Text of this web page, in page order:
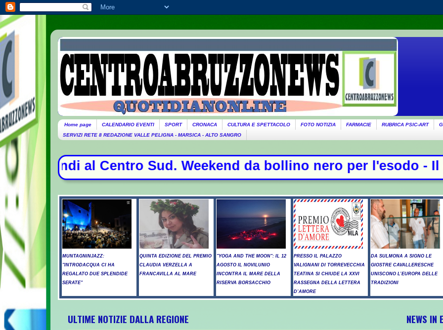
Home page CALENDARIO EVENTI SPORT CRONACA CULTURA E SPETTACOLO FOTO NOTIZIA FARMACIE RUBRICA PSIC-ART
SERVIZI RETE 8 REDAZIONE VALLE PELIGNA - MARSICA - ALTO SANGRO
Weekend da bollino nero per l'esodo - Il governo
MUNTAGNINJAZZ:
"INTRODACQUA CI HA
REGALATO DUE SPLENDIDE
SERATE"
QUINTA EDIZIONE DEL PREMIO
CLAUDIA VERZELLA A
FRANCAVILLA AL MARE
"YOGA AND THE MOON": IL 12
AGOSTO IL NOVILUNIO
INCONTRA IL MARE DELLA
RISERVA BORSACCHIO
PRESSO IL PALAZZO
VALIGNANI DI TORREVECCHIA
TEATINA SI CHIUDE LA XXVI
RASSEGNA DELLA LETTERA
D’AMORE
DA SULMONA A SIGNO LE
GIOSTRE CAVALLERESCHE
UNISCONO L’EUROPA DELLE
TRADIZIONI
ULTIME NOTIZIE DALLA REGIONE NEWS IN